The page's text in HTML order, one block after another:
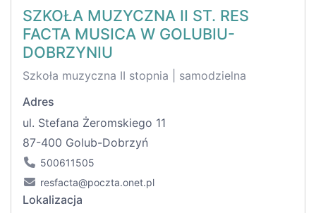
SZKOŁA MUZYCZNA II ST. RES
FACTA MUSICA W GOLUBIU-
DOBRZYNIU
Szkoła muzyczna II stopnia | samodzielna
Adres
ul. Stefana Żeromskiego 11
87-400 Golub-Dobrzyń
500611505
resfacta@poczta.onet.pl
Lokalizacja